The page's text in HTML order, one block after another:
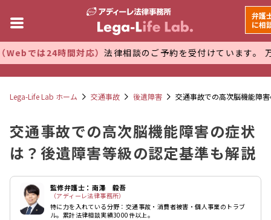
間対応）法律相談のご予約を受付けています。 万全な管理体
弁護
に相
Lega-Life Lab ホーム 交通事故 後遺障害 交通事故での高次脳機能障
交通事故での高次脳機能障害の症状
は？後遺障害等級の認定基準も解説
監修弁護士：南澤 毅吾
（アディーレ法律事務所）
特に力を入れている分野：交通事故・消費者被害・個人事業のトラブ
ル。累計法律相談実績3000件以上。